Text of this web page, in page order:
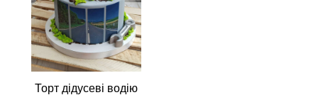
Торт дідусеві водію